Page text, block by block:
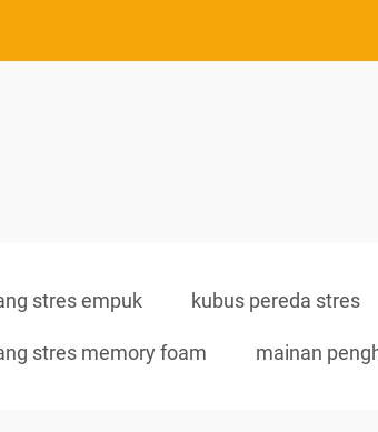
stres empuk kubus pereda stres
stres memory foam mainan